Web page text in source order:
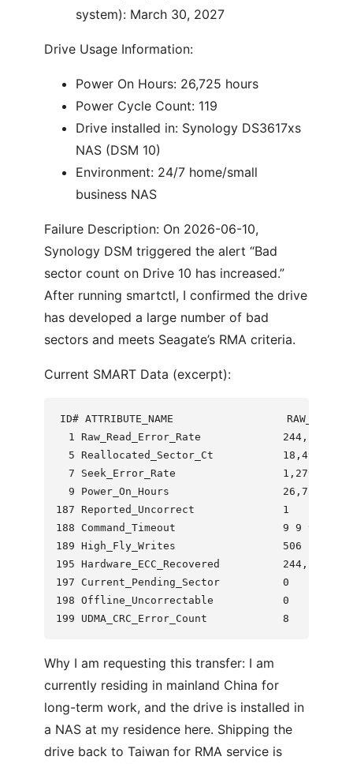
system): March 30, 2027
Drive Usage Information:
Power On Hours: 26,725 hours
Power Cycle Count: 119
Drive installed in: Synology DS3617xs
NAS (DSM 10)
Environment: 24/7 home/small
business NAS
Failure Description: On 2026-06-10,
Synology DSM triggered the alert “Bad
sector count on Drive 10 has increased.”
After running smartctl, I confirmed the drive
has developed a large number of bad
sectors and meets Seagate’s RMA criteria.
Current SMART Data (excerpt):
ID# ATTRIBUTE_NAME                  RAW_VALUE
  1 Raw_Read_Error_Rate             244,123,936
  5 Reallocated_Sector_Ct           18,496
7 Seek_Error_Rate
9 Power_On_Hours                  26,725
187 Reported_Uncorrect              1
188 Command_Timeout                 9 9 9
189 High_Fly_Writes                 506
195 Hardware_ECC_Recovered          244,123,936
197 Current_Pending_Sector          0
198 Offline_Uncorrectable           0
Why I am requesting this transfer: I am
currently residing in mainland China for
long-term work, and the drive is installed in
a NAS at my residence here. Shipping the
drive back to Taiwan for RMA service is